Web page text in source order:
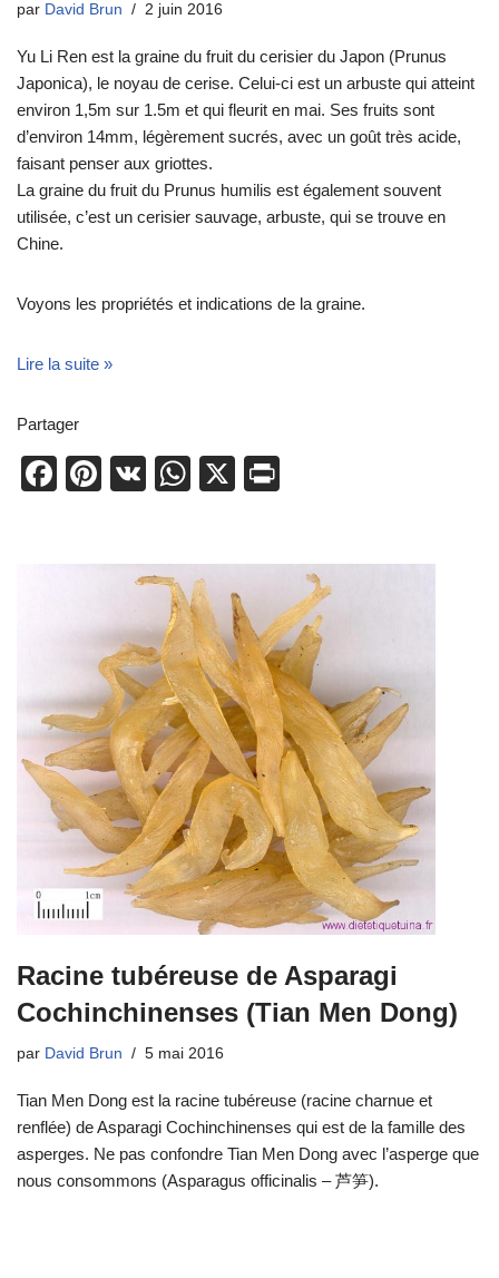
par David Brun 2 juin 2016
Yu Li Ren est la graine du fruit du cerisier du Japon (Prunus
Japonica), le noyau de cerise. Celui-ci est un arbuste qui atteint
environ 1,5m sur 1.5m et qui fleurit en mai. Ses fruits sont
d’environ 14mm, légèrement sucrés, avec un goût très acide,
faisant penser aux griottes.
La graine du fruit du Prunus humilis est également souvent
utilisée, c’est un cerisier sauvage, arbuste, qui se trouve en
Chine.
Voyons les propriétés et indications de la graine.
Lire la suite »
Partager
F
o
k
Pi
st
V
W
s
A
p
p
X
Racine tubéreuse de Asparagi
Cochinchinenses (Tian Men Dong)
par David Brun 5 mai 2016
Tian Men Dong est la racine tubéreuse (racine charnue et
renflée) de Asparagi Cochinchinenses qui est de la famille des
asperges. Ne pas confondre Tian Men Dong avec l’asperge que
nous consommons (Asparagus officinalis – 芦笋).